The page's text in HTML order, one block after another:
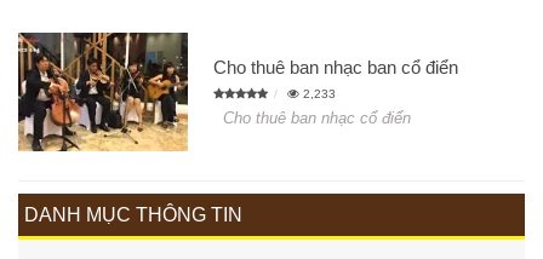
Cho thuê ban nhạc ban cổ điển
2,233
Cho thuê ban nhạc cổ điển
DANH MỤC THÔNG TIN